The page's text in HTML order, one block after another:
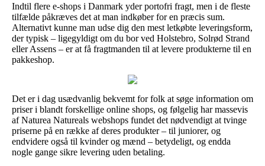
Indtil flere e-shops i Danmark yder portofri fragt, men i de fleste
tilfælde påkræves det at man indkøber for en præcis sum.
Alternativt kunne man udse dig den mest letkøbte leveringsform,
der typisk – ligegyldigt om du bor ved Holstebro, Solrød Strand
eller Assens – er at få fragtmanden til at levere produkterne til en
pakkeshop.
Det er i dag usædvanlig bekvemt for folk at søge information om
priser i blandt forskellige online shops, og følgelig har massevis
af Naturea Natureals webshops fundet det nødvendigt at tvinge
priserne på en række af deres produkter – til juniorer, og
endvidere også til kvinder og mænd – betydeligt, og endda
nogle gange sikre levering uden betaling.